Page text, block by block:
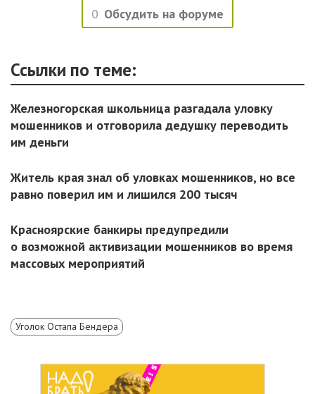
0 Обсудить на форуме
Ссылки по теме:
Железногорская школьница разгадала уловку
мошенников и отговорила дедушку переводить
им деньги
Житель края знал об уловках мошенников, но все
равно поверил им и лишился 200 тысяч
Красноярские банкиры предупредили
о возможной активизации мошенников во время
массовых мероприятий
Уголок Остапа Бендера